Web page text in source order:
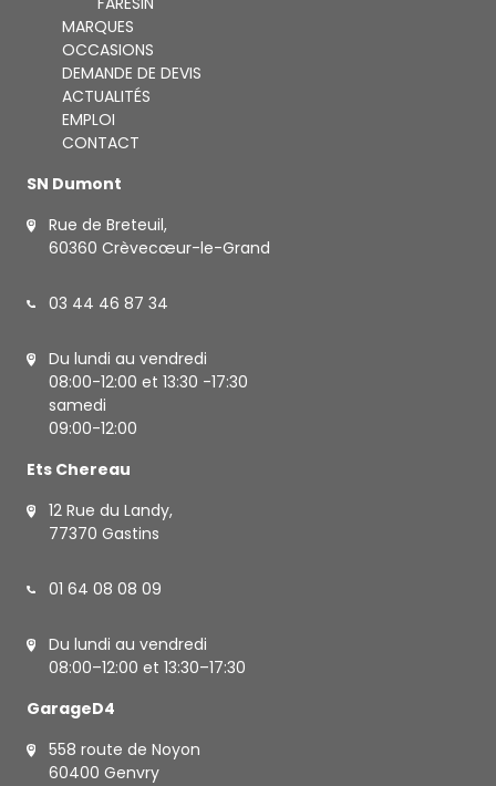
MARQUES
OCCASIONS
DEMANDE DE DEVIS
ACTUALITÉS
EMPLOI
CONTACT
SN Dumont
Rue de Breteuil,
60360 Crèvecœur-le-Grand
03 44 46 87 34
Du lundi au vendredi
08:00-12:00 et 13:30 -17:30
samedi
09:00-12:00
Ets Chereau
12 Rue du Landy,
77370 Gastins
01 64 08 08 09
Du lundi au vendredi
08:00–12:00 et 13:30–17:30
GarageD4
558 route de Noyon
60400 Genvry